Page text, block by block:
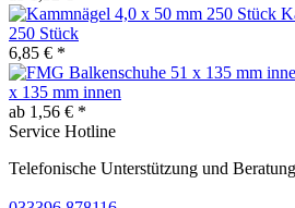
250 Stück
6,85 € *
x 135 mm innen
ab 1,56 € *
Service Hotline
Telefonische Unterstützung und